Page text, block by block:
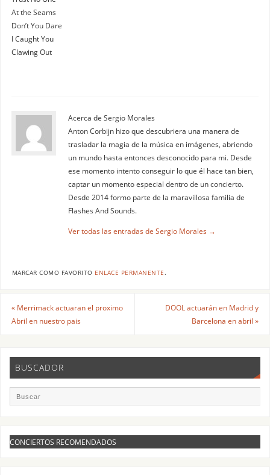
At the Seams
Don’t You Dare
I Caught You
Clawing Out
Acerca de Sergio Morales
Anton Corbijn hizo que descubriera una manera de
trasladar la magia de la música en imágenes, abriendo
un mundo hasta entonces desconocido para mi. Desde
ese momento intento conseguir lo que él hace tan bien,
captar un momento especial dentro de un concierto.
Desde 2014 formo parte de la maravillosa familia de
Flashes And Sounds.
Ver todas las entradas de Sergio Morales →
MARCAR COMO FAVORITO ENLACE PERMANENTE .
«Merrimack actuaran el proximo
Abril en nuestro pais
DOOL actuarán en Madrid y
Barcelona en abril»
BUSCADOR
CONCIERTOS RECOMENDADOS